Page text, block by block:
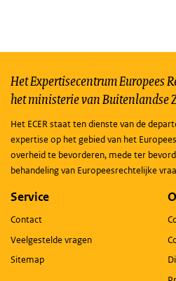
Het Expertisecentrum Europees
het ministerie van Buitenlandse
Het ECER staat ten dienste van de
expertise op het gebied van het
overheid te bevorderen, mede ter
behandeling van Europeesrechtelijke
Service
Contact
Veelgestelde vragen
Sitemap